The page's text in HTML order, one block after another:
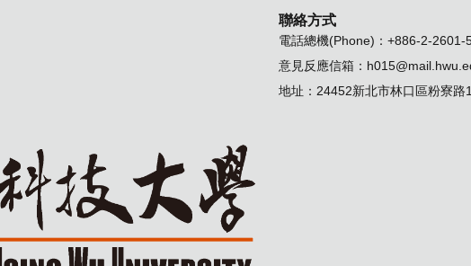
聯絡方式
電話總機(Phone)：+886-2-2601-
意見反應信箱：
地址：24452新北市林口區粉寮路